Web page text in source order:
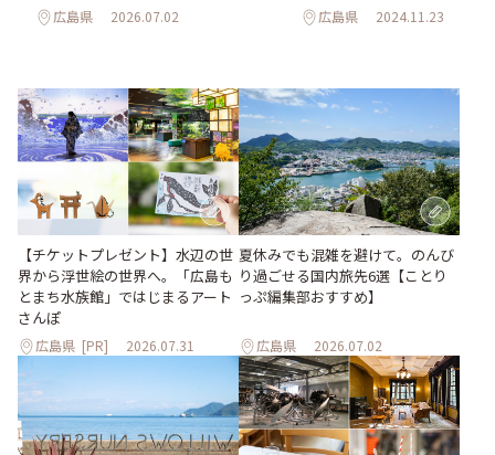
広島県 2026.07.02 広島県 2024.11.23
【チケットプレゼント】水辺の世
界から浮世絵の世界へ。「広島も
とまち水族館」ではじまるアート
さんぽ
広島県 [PR] 2026.07.31
夏休みでも混雑を避けて。のんび
り過ごせる国内旅先6選【ことり
っぷ編集部おすすめ】
広島県 2026.07.02